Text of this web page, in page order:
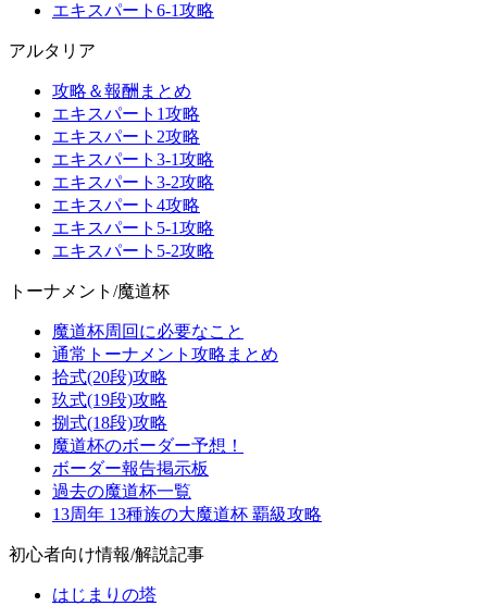
エキスパート6-1攻略
アルタリア
攻略＆報酬まとめ
エキスパート1攻略
エキスパート2攻略
エキスパート3-1攻略
エキスパート3-2攻略
エキスパート4攻略
エキスパート5-1攻略
エキスパート5-2攻略
トーナメント/魔道杯
魔道杯周回に必要なこと
通常トーナメント攻略まとめ
拾式(20段)攻略
玖式(19段)攻略
捌式(18段)攻略
魔道杯のボーダー予想！
ボーダー報告掲示板
過去の魔道杯一覧
13周年 13種族の大魔道杯 覇級攻略
初心者向け情報/解説記事
はじまりの塔